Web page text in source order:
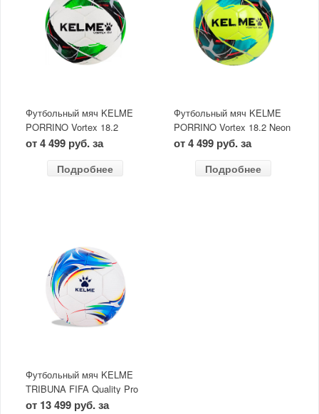
Футбольный мяч KELME
PORRINO Vortex 18.2
Green размер 5
от 4 499 руб. за
Подробнее
Футбольный мяч KELME
PORRINO Vortex 18.2 Neon
размер 5
от 4 499 руб. за
Подробнее
Футбольный мяч KELME
TRIBUNA FIFA Quality Pro
размер 5
от 13 499 руб. за